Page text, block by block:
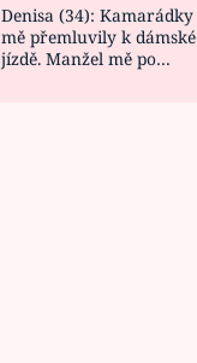
Denisa (34): Kamarádky
mě přemluvily k dámské
jízdě. Manžel mě po